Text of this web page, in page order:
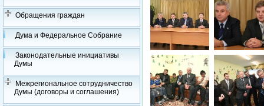
Обращения граждан
Дума и Федеральное Собрание
Законодательные инициативы
Думы
Межрегиональное сотрудничество
Думы (договоры и соглашения)